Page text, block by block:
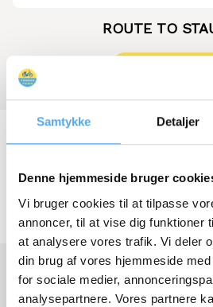
Samtykke Detaljer
Denne hjemmeside bruger
Vi bruger cookies til at tilpasse
annoncer, til at vise dig funktioner
at analysere vores trafik. Vi deler
din brug af vores hjemmeside
for sociale medier,
analysepartnere. Vores partnere
ROUTE TO
The